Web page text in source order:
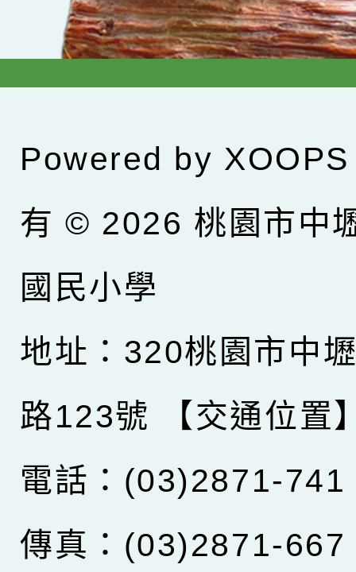
Powered by XOOPS
有 © 2026 桃園市中
國民小學
地址：320桃園市中
路123號
【交通位置
電話：(03)2871-741
傳真：(03)2871-667